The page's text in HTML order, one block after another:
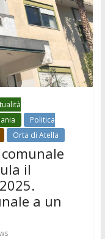
Politica
Orta di Atella
il
a un